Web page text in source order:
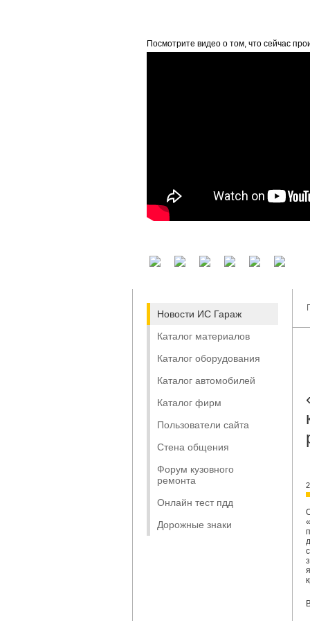
Посмотрите видео о том, что сейчас
Новости ИС Гараж
Каталог материалов
Каталог оборудования
Каталог автомобилей
Каталог фирм
Пользователи сайта
Стена общения
Форум кузовного
ремонта
Онлайн тест пдд
Дорожные знаки